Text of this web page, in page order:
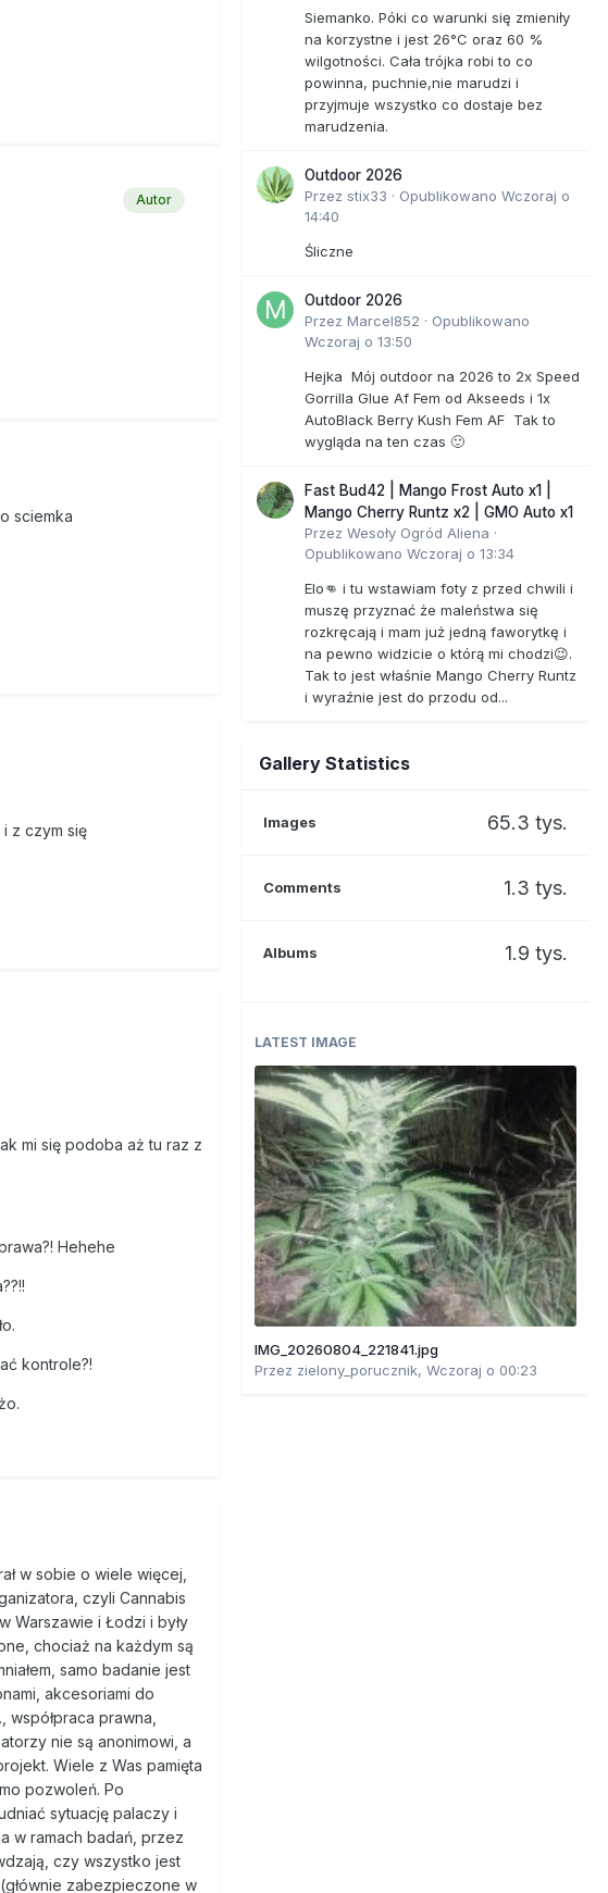
Autor
sciemka
z czym się
mi się podoba aż tu raz z
Hehehe
kontrole?!
w sobie o wiele więcej,
czyli Cannabis
Warszawie i Łodzi i były
chociaż na każdym są
samo badanie jest
akcesoriami do
prawna,
nie są anonimowi, a
Wiele z Was pamięta
pozwoleń. Po
sytuację palaczy i
w ramach badań, przez
czy wszystko jest
zabezpieczone w
Siemanko. Póki co warunki się zmieniły
na korzystne i jest 26°C oraz 60 %
wilgotności. Cała trójka robi to co
powinna, puchnie,nie marudzi i
przyjmuje wszystko co dostaje bez
marudzenia.
Outdoor 2026
Przez stix33 · Opublikowano Wczoraj o
14:40
Śliczne
Outdoor 2026
Przez Marcel852 · Opublikowano
Wczoraj o 13:50
Hejka Mój outdoor na 2026 to 2x Speed
Gorrilla Glue Af Fem od Akseeds i 1x
AutoBlack Berry Kush Fem AF Tak to
wygląda na ten czas 🙂
Fast Bud42 | Mango Frost Auto x1 |
Mango Cherry Runtz x2 | GMO Auto x1
Przez Wesoły Ogród Aliena ·
Opublikowano Wczoraj o 13:34
Elo👊 i tu wstawiam foty z przed chwili i
muszę przyznać że maleństwa się
rozkręcają i mam już jedną faworytkę i
na pewno widzicie o którą mi chodzi😉.
Tak to jest właśnie Mango Cherry Runtz
i wyraźnie jest do przodu od...
Gallery Statistics
Images 65.3 tys.
Comments 1.3 tys.
Albums 1.9 tys.
LATEST IMAGE
IMG_20260804_221841.jpg
Przez zielony_porucznik, Wczoraj o 00:23